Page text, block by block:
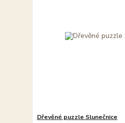
Dřevěné puzzle Slunečnice